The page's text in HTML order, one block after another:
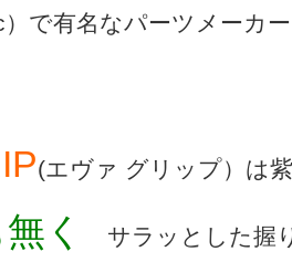
で有名なパーツメーカ
(エヴァ グリップ）は
く サラッとした握